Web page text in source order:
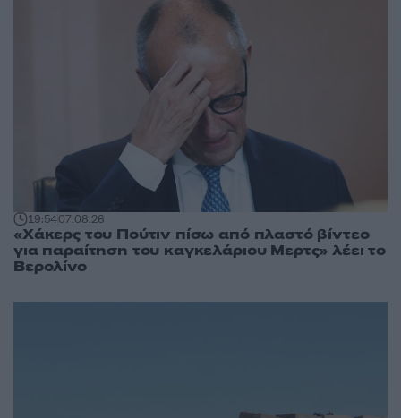
19:5407.08.26
«Χάκερς του Πούτιν πίσω από πλαστό βίντεο
για παραίτηση του καγκελάριου Μερτς» λέει το
Βερολίνο